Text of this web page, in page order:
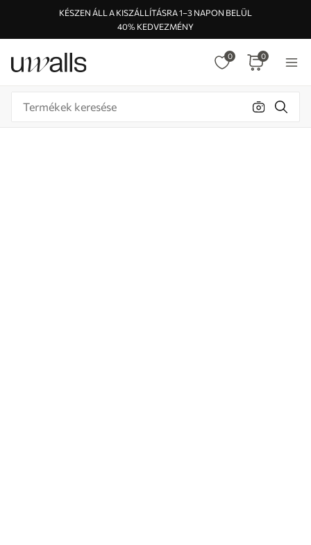
KÉSZEN ÁLL A KISZÁLLÍTÁSRA 1–3 NAPON BELÜL
40% KEDVEZMÉNY
0 0